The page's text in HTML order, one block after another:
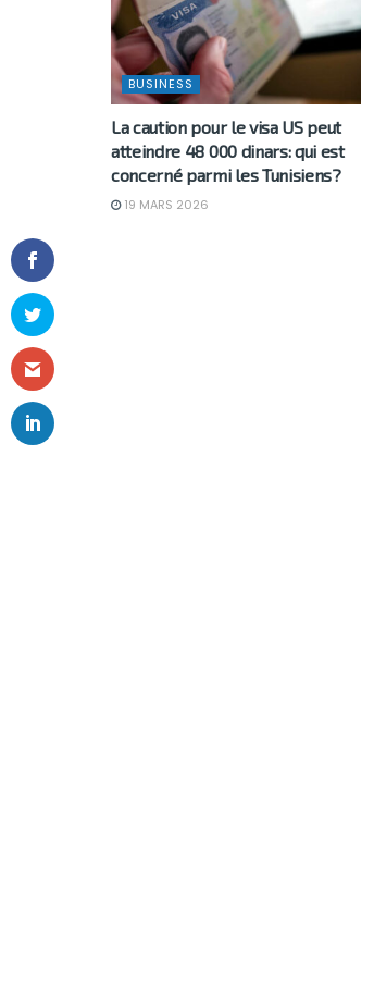
BUSINESS
La caution pour le visa US peut
atteindre 48 000 dinars: qui est
concerné parmi les Tunisiens?
19 MARS 2026